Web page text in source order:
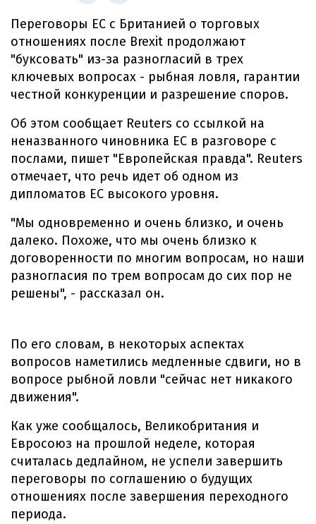
Переговоры ЕС с Британией о торговых
отношениях после Brexit продолжают
"буксовать" из-за разногласий в трех
ключевых вопросах - рыбная ловля, гарантии
честной конкуренции и разрешение споров.
Об этом сообщает Reuters со ссылкой на
неназванного чиновника ЕС в разговоре с
послами, пишет "Европейская правда". Reuters
отмечает, что речь идет об одном из
дипломатов ЕС высокого уровня.
"Мы одновременно и очень близко, и очень
далеко. Похоже, что мы очень близко к
договоренности по многим вопросам, но наши
разногласия по трем вопросам до сих пор не
решены", - рассказал он.
По его словам, в некоторых аспектах
вопросов наметились медленные сдвиги, но в
вопросе рыбной ловли "сейчас нет никакого
движения".
Как уже сообщалось, Великобритания и
Евросоюз на прошлой неделе, которая
считалась дедлайном, не успели завершить
переговоры по соглашению о будущих
отношениях после завершения переходного
периода.